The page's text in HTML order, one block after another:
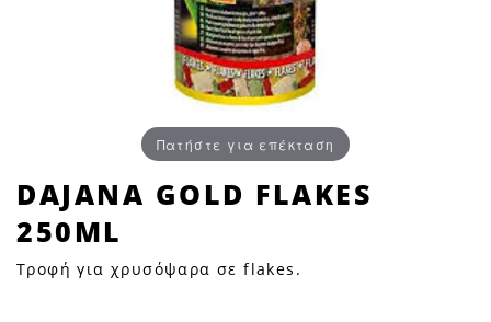
Πατήστε για επέκταση
DAJANA
GOLD
FLAKES
250ML
DAJANA GOLD FLAKES
250ML
Τροφή για χρυσόψαρα σε flakes.